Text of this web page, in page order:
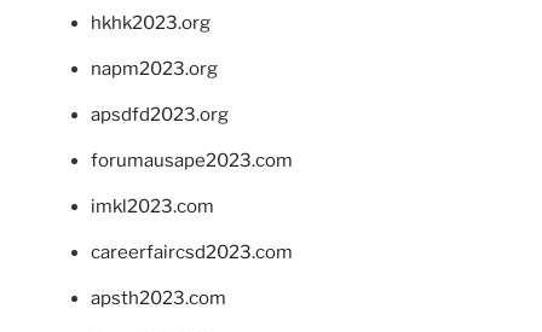
hkhk2023.org
napm2023.org
apsdfd2023.org
forumausape2023.com
imkl2023.com
careerfaircsd2023.com
apsth2023.com